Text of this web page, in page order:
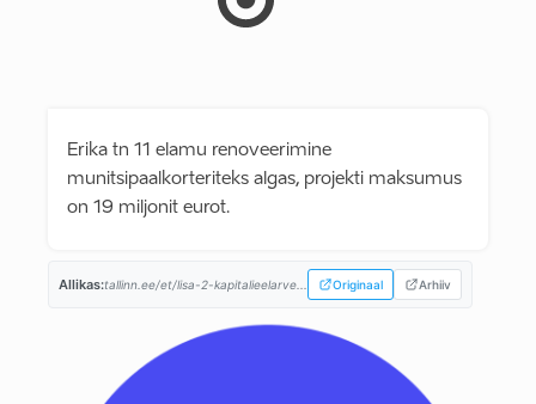
Erika tn 11 elamu renoveerimine
munitsipaalkorteriteks algas, projekti maksumus
on 19 miljonit eurot.
Allikas:tallinn.ee/et/lisa-2-kapitalieelarve... Originaal Arhiiv